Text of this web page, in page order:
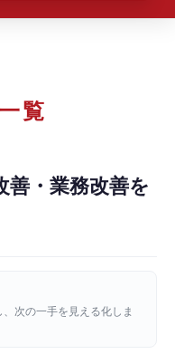
覧
善・業務改善を
次の一手を見える化しま